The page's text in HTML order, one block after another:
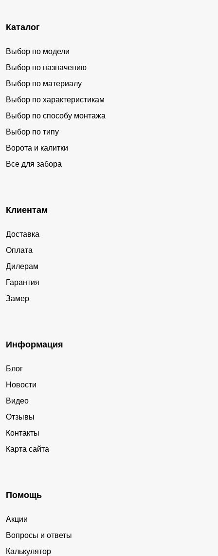
Каталог
Выбор по модели
Выбор по назначению
Выбор по материалу
Выбор по характеристикам
Выбор по способу монтажа
Выбор по типу
Ворота и калитки
Все для забора
Клиентам
Доставка
Оплата
Дилерам
Гарантия
Замер
Информация
Блог
Новости
Видео
Отзывы
Контакты
Карта сайта
Помощь
Акции
Вопросы и ответы
Калькулятор